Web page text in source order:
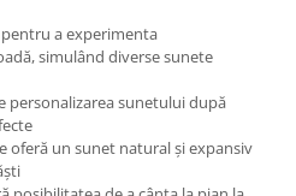
pentru a experimenta
simulând diverse sunete
personalizarea sunetului după
oferă un sunet natural și expansiv